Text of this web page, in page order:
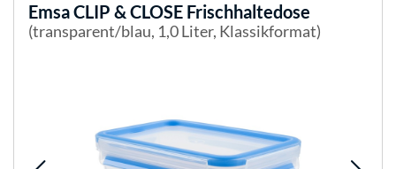
EmsaCLIP & CLOSE Frischhaltedose
(transparent/blau, 1,0 Liter, Klassikformat)